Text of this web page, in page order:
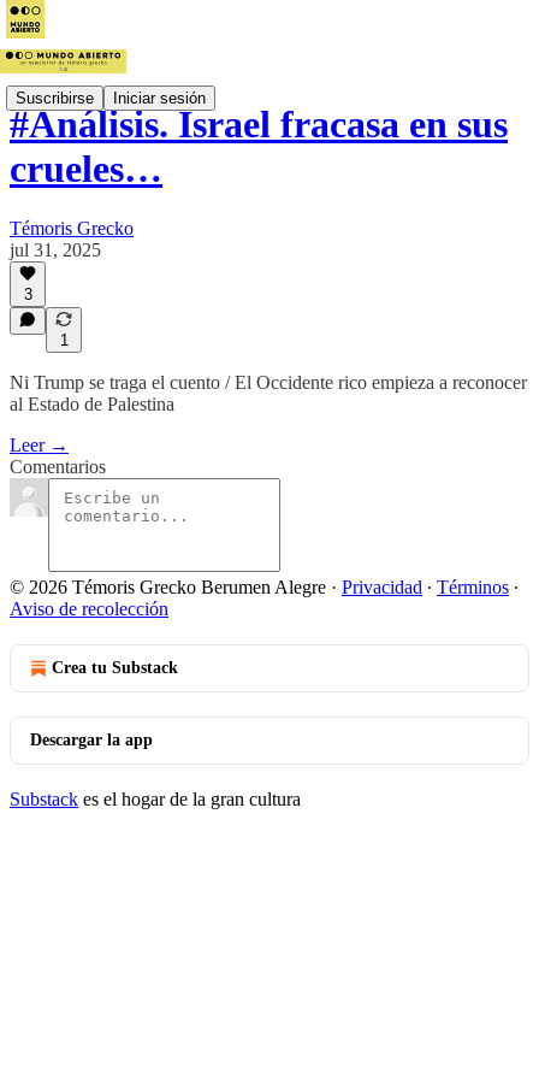
Suscribirse Iniciar sesión
#Análisis. Israel fracasa en sus
crueles…
Témoris Grecko
jul 31, 2025
3
1
Ni Trump se traga el cuento / El Occidente rico empieza a reconocer
al Estado de Palestina
Leer →
Comentarios
© 2026 Témoris Grecko Berumen Alegre · Privacidad ∙ Términos ∙
Aviso de recolección
Crea tu Substack
Descargar la app
Substack es el hogar de la gran cultura